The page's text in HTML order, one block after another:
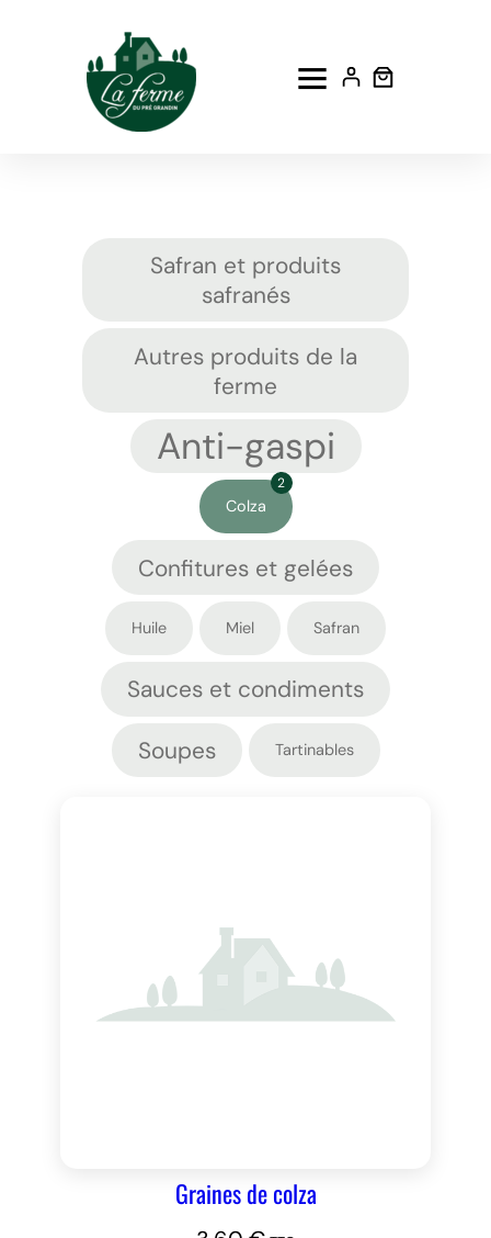
Safran et produits
safranés
Autres produits de la
ferme
Anti-gaspi
Colza
2
Confitures et gelées
Huile Miel Safran
Sauces et condiments
Soupes Tartinables
Graines de colza